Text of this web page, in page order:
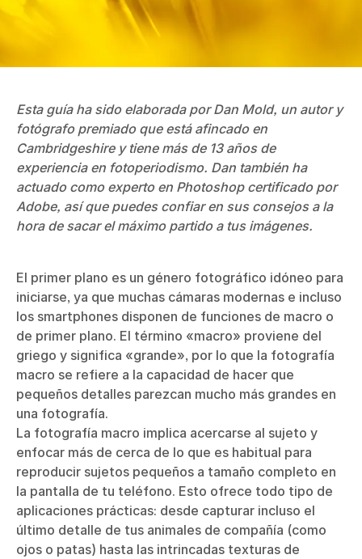
Esta guía ha sido elaborada por Dan Mold, un autor y
fotógrafo premiado que está afincado en
Cambridgeshire y tiene más de 13 años de
experiencia en fotoperiodismo. Dan también ha
actuado como experto en Photoshop certificado por
Adobe, así que puedes confiar en sus consejos a la
hora de sacar el máximo partido a tus imágenes.
El primer plano es un género fotográfico idóneo para
iniciarse, ya que muchas cámaras modernas e incluso
los smartphones disponen de funciones de macro o
de primer plano. El término «macro» proviene del
griego y significa «grande», por lo que la fotografía
macro se refiere a la capacidad de hacer que
pequeños detalles parezcan mucho más grandes en
una fotografía.
La fotografía macro implica acercarse al sujeto y
enfocar más de cerca de lo que es habitual para
reproducir sujetos pequeños a tamaño completo en
la pantalla de tu teléfono. Esto ofrece todo tipo de
aplicaciones prácticas: desde capturar incluso el
último detalle de tus animales de compañía (como
ojos o patas) hasta las intrincadas texturas de